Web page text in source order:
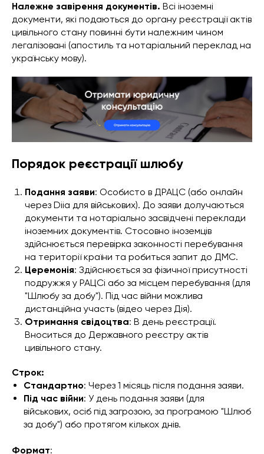
Належне завірення документів. Всі іноземні
документи, які подаються до органу реєстрації актів
цивільного стану повинні бути належним чином
легалізовані (апостиль та нотаріальний переклад на
українську мову).
Порядок реєстрації шлюбу
Подання заяви: Особисто в ДРАЦС (або онлайн
через Diia для військових). До заяви долучаються
документи та нотаріально засвідчені переклади
іноземних документів. Стосовно іноземців
здійснюється перевірка законності перебування
на території країни та робиться запит до ДМС.
Церемонія: Здійснюється за фізичної присутності
подружжя у РАЦСі або за місцем перебування (для
"Шлюбу за добу"). Під час війни можлива
дистанційна участь (відео через Дія).
Отримання свідоцтва: В день реєстрації.
Вноситься до Державного реєстру актів
цивільного стану.
Строк:
Стандартно: Через 1 місяць після подання заяви.
Під час війни: У день подання заяви (для
військових, осіб під загрозою, за програмою "Шлюб
за добу") або протягом кількох днів.
Формат: